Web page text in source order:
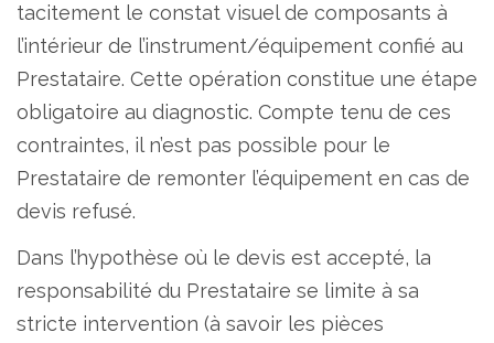
tacitement le constat visuel de composants à
l’intérieur de l’instrument/équipement confié au
Prestataire. Cette opération constitue une étape
obligatoire au diagnostic. Compte tenu de ces
contraintes, il n’est pas possible pour le
Prestataire de remonter l’équipement en cas de
devis refusé.
Dans l’hypothèse où le devis est accepté, la
responsabilité du Prestataire se limite à sa
stricte intervention (à savoir les pièces